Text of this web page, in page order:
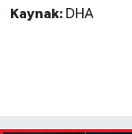
Kaynak: DHA